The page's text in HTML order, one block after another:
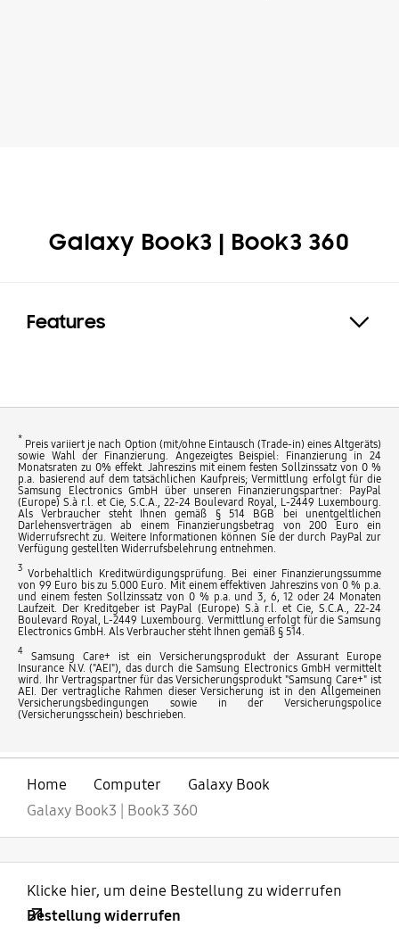
Galaxy Book3 | Book3 360
Features
* Preis variiert je nach Option (mit/ohne Eintausch (Trade-in) eines Altgeräts)
sowie Wahl der Finanzierung. Angezeigtes Beispiel: Finanzierung in 24
Monatsraten zu 0% effekt. Jahreszins mit einem festen Sollzinssatz von 0 %
p.a. basierend auf dem tatsächlichen Kaufpreis; Vermittlung erfolgt für die
Samsung Electronics GmbH über unseren Finanzierungspartner: PayPal
(Europe) S.à r.l. et Cie, S.C.A., 22-24 Boulevard Royal, L-2449 Luxembourg.
Als Verbraucher steht Ihnen gemäß § 514 BGB bei unentgeltlichen
Darlehensverträgen ab einem Finanzierungsbetrag von 200 Euro ein
Widerrufsrecht zu. Weitere Informationen können Sie der durch PayPal zur
Verfügung gestellten Widerrufsbelehrung entnehmen.
3 Vorbehaltlich Kreditwürdigungsprüfung. Bei einer Finanzierungssumme
von 99 Euro bis zu 5.000 Euro. Mit einem effektiven Jahreszins von 0 % p.a.
und einem festen Sollzinssatz von 0 % p.a. und 3, 6, 12 oder 24 Monaten
Laufzeit. Der Kreditgeber ist PayPal (Europe) S.à r.l. et Cie, S.C.A., 22-24
Boulevard Royal, L-2449 Luxembourg. Vermittlung erfolgt für die Samsung
Electronics GmbH. Als Verbraucher steht Ihnen gemäß § 514.
4
Samsung Care+ ist ein Versicherungsprodukt der Assurant Europe
Insurance N.V. ("AEI"), das durch die Samsung Electronics GmbH vermittelt
wird. Ihr Vertragspartner für das Versicherungsprodukt "Samsung Care+" ist
AEI. Der vertragliche Rahmen dieser Versicherung ist in den Allgemeinen
Versicherungsbedingungen sowie in der Versicherungspolice
(Versicherungsschein) beschrieben.
Home Computer
Galaxy Book
Galaxy Book3 | Book3 360
Klicke hier, um deine Bestellung zu widerrufen
Bestellung widerrufen